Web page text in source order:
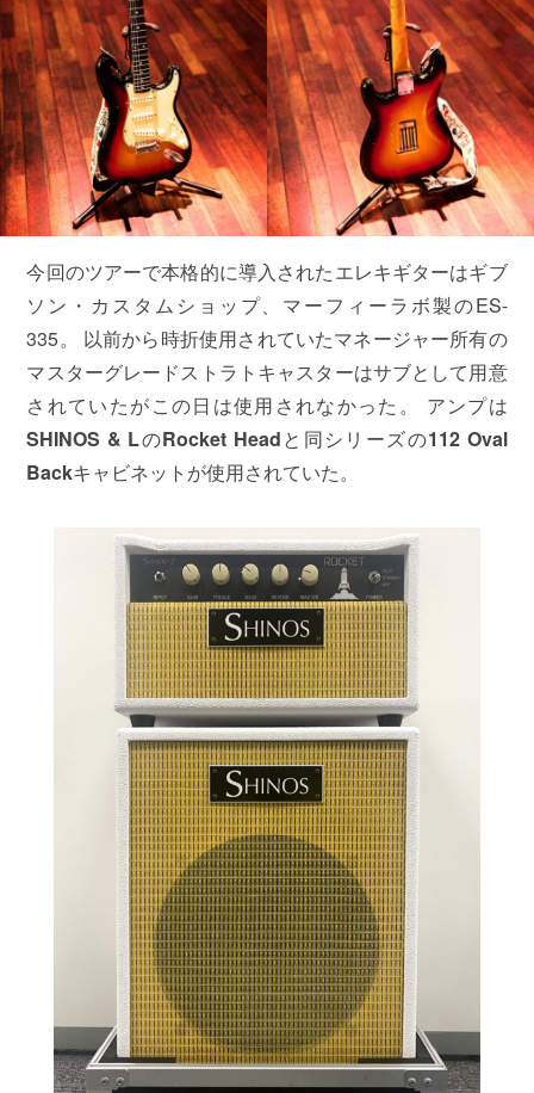
今回のツアーで本格的に導入されたエレキギターはギブ
ソン・カスタムショップ、マーフィーラボ製のES-
335。 以前から時折使用されていたマネージャー所有の
マスターグレードストラトキャスターはサブとして用意
されていたがこの日は使用されなかった。 アンプは
SHINOS & LのRocket Headと同シリーズの112 Oval
Backキャビネットが使用されていた。